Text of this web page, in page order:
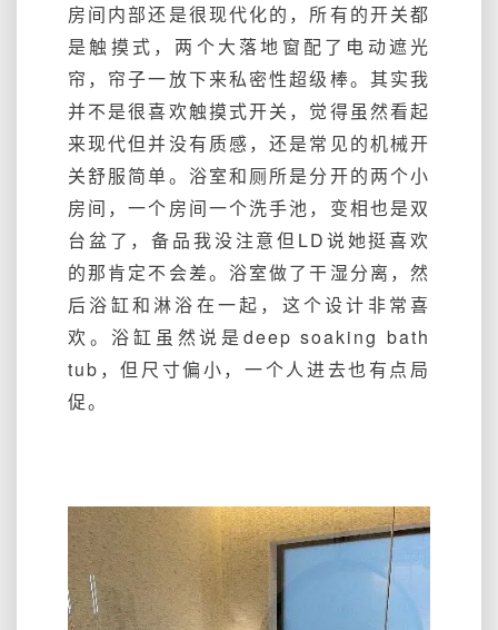
房间内部还是很现代化的，所有的开关都
是触摸式，两个大落地窗配了电动遮光
帘，帘子一放下来私密性超级棒。其实我
并不是很喜欢触摸式开关，觉得虽然看起
来现代但并没有质感，还是常见的机械开
关舒服简单。浴室和厕所是分开的两个小
房间，一个房间一个洗手池，变相也是双
台盆了，备品我没注意但LD说她挺喜欢
的那肯定不会差。浴室做了干湿分离，然
后浴缸和淋浴在一起，这个设计非常喜
欢。浴缸虽然说是deep soaking bath
tub，但尺寸偏小，一个人进去也有点局
促。